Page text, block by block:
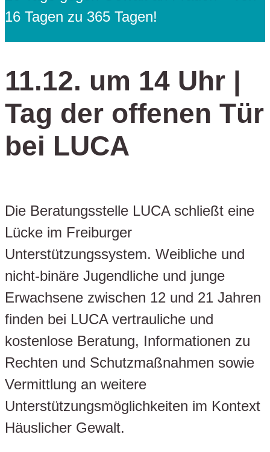
16 Tagen zu 365 Tagen!
11.12. um 14 Uhr |
Tag der offenen Tür
bei LUCA
Die Beratungsstelle LUCA schließt eine
Lücke im Freiburger
Unterstützungssystem. Weibliche und
nicht-binäre Jugendliche und junge
Erwachsene zwischen 12 und 21 Jahren
finden bei LUCA vertrauliche und
kostenlose Beratung, Informationen zu
Rechten und Schutzmaßnahmen sowie
Vermittlung an weitere
Unterstützungsmöglichkeiten im Kontext
Häuslicher Gewalt.